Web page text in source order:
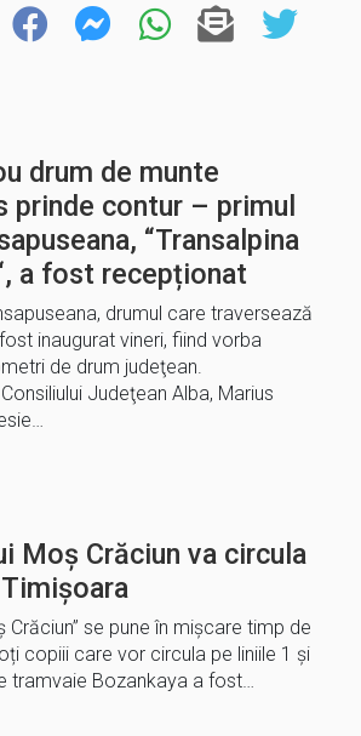
drum de munte
prinde contur – primul
“Transalpina
a fost recepționat
drumul care traversează
inaugurat vineri, fiind vorba
de drum judeţean.
Judeţean Alba, Marius
Moș Crăciun va circula
Crăciun” se pune în mișcare timp de
copiii care vor circula pe liniile 1 și
tramvaie Bozankaya a fost…